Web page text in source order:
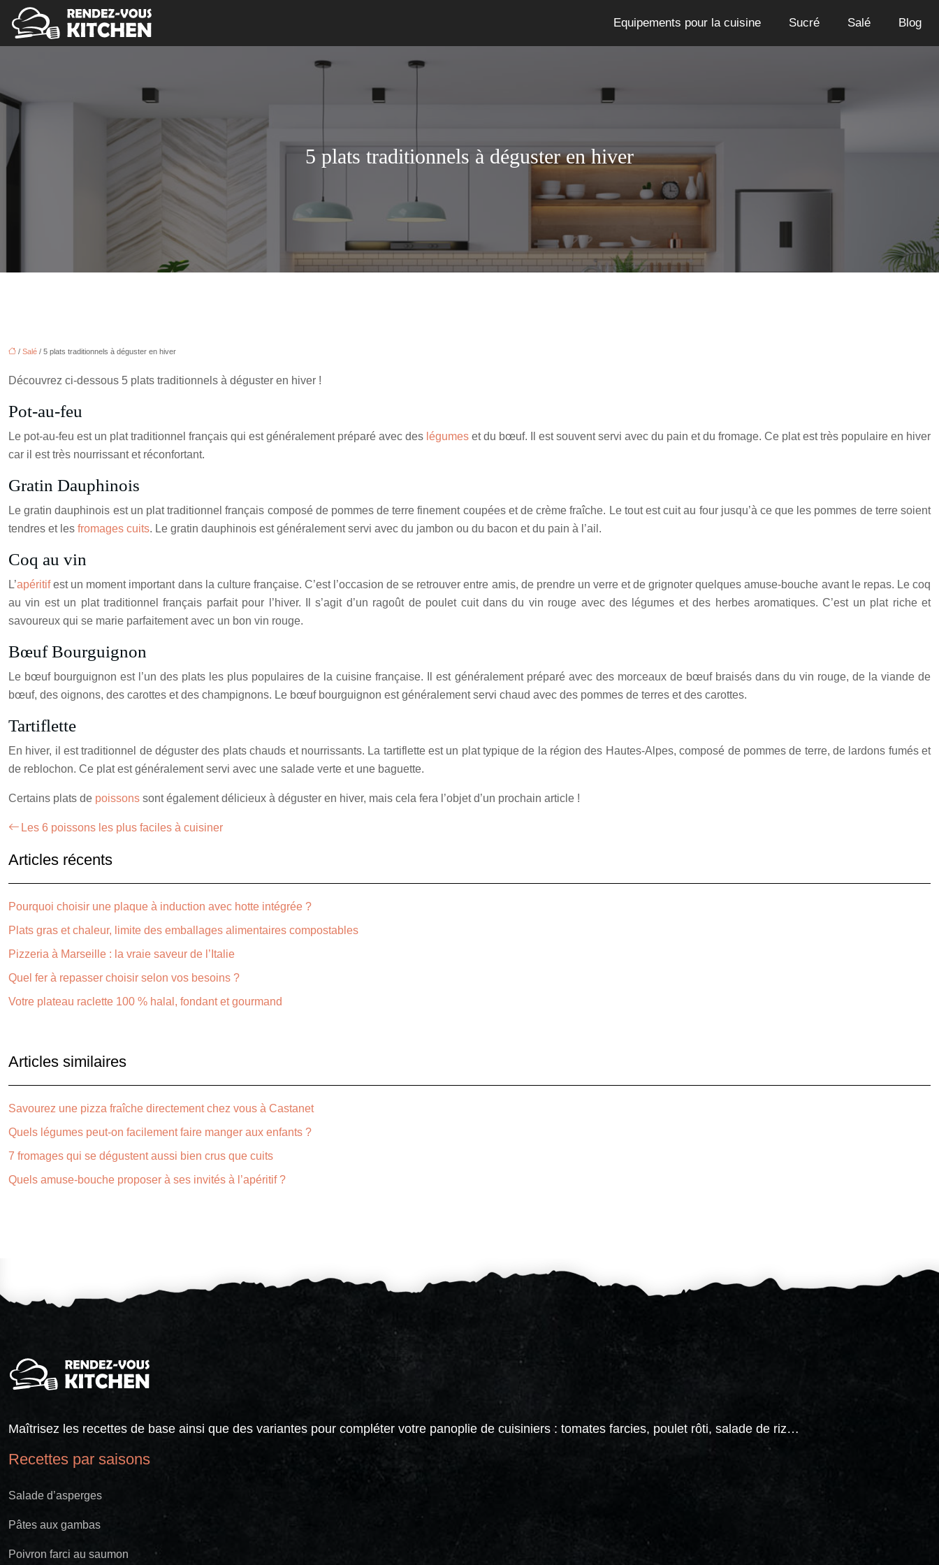
Equipements pour la cuisine Sucré Salé Blog
5 plats traditionnels à déguster en hiver
/ Salé / 5 plats traditionnels à déguster en hiver
Découvrez ci-dessous 5 plats traditionnels à déguster en hiver !
Pot-au-feu
Le pot-au-feu est un plat traditionnel français qui est généralement préparé avec des légumes et du bœuf. Il est souvent servi avec du pain et du fromage. Ce plat est très populaire en hiver
car il est très nourrissant et réconfortant.
Gratin Dauphinois
Le gratin dauphinois est un plat traditionnel français composé de pommes de terre finement coupées et de crème fraîche. Le tout est cuit au four jusqu’à ce que les pommes de terre soient
tendres et les fromages cuits. Le gratin dauphinois est généralement servi avec du jambon ou du bacon et du pain à l’ail.
Coq au vin
L’apéritifest un moment important dans la culture française. C’est l’occasion de se retrouver entre amis, de prendre un verre et de grignoter quelques amuse-bouche avant le repas. Le coq
au vin est un plat traditionnel français parfait pour l’hiver. Il s’agit d’un ragoût de poulet cuit dans du vin rouge avec des légumes et des herbes aromatiques. C’est un plat riche et
savoureux qui se marie parfaitement avec un bon vin rouge.
Bœuf Bourguignon
Le bœuf bourguignon est l’un des plats les plus populaires de la cuisine française. Il est généralement préparé avec des morceaux de bœuf braisés dans du vin rouge, de la viande de
bœuf, des oignons, des carottes et des champignons. Le bœuf bourguignon est généralement servi chaud avec des pommes de terres et des carottes.
Tartiflette
En hiver, il est traditionnel de déguster des plats chauds et nourrissants. La tartiflette est un plat typique de la région des Hautes-Alpes, composé de pommes de terre, de lardons fumés et
de reblochon. Ce plat est généralement servi avec une salade verte et une baguette.
Certains plats de poissons sont également délicieux à déguster en hiver, mais cela fera l’objet d’un prochain article !
Les 6 poissons les plus faciles à cuisiner
Articles récents
Pourquoi choisir une plaque à induction avec hotte intégrée ?
Plats gras et chaleur, limite des emballages alimentaires compostables
Pizzeria à Marseille : la vraie saveur de l’Italie
Quel fer à repasser choisir selon vos besoins ?
Votre plateau raclette 100 % halal, fondant et gourmand
Articles similaires
Savourez une pizza fraîche directement chez vous à Castanet
Quels légumes peut-on facilement faire manger aux enfants ?
7 fromages qui se dégustent aussi bien crus que cuits
Quels amuse-bouche proposer à ses invités à l’apéritif ?
Maîtrisez les recettes de base ainsi que des variantes pour compléter votre panoplie de cuisiniers : tomates farcies, poulet rôti, salade de riz…
Recettes par saisons
Salade d’asperges
Pâtes aux gambas
Poivron farci au saumon